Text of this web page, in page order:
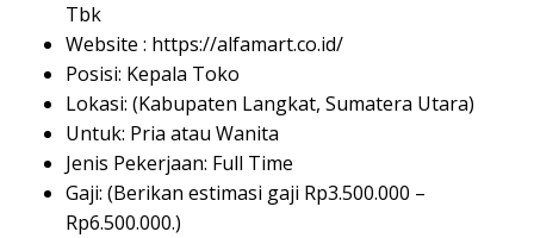
Tbk
Website : https://alfamart.co.id/
Posisi: Kepala Toko
Lokasi: (Kabupaten Langkat, Sumatera Utara)
Untuk: Pria atau Wanita
Jenis Pekerjaan: Full Time
Gaji: (Berikan estimasi gaji Rp3.500.000 –
Rp6.500.000.)